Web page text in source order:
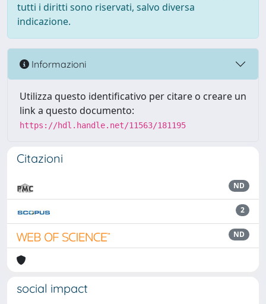
tutti i diritti sono riservati, salvo diversa
indicazione.
Informazioni
Utilizza questo identificativo per citare o creare un
link a questo documento:
https://hdl.handle.net/11563/181195
Citazioni
ND
2
ND
social impact